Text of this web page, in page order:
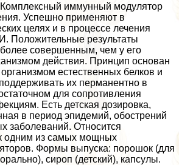
иммунный модулятор
Успешно применяют в
целях и в процессе лечения
Положительные результаты
совершенным, чем у его
действия. Принцип основан
естественных белков и
их перманентно в
для сопротивления
Есть детская дозировка,
в период эпидемий, обострений
заболеваний. Относится
одним из самых мощных
Формы выпуска: порошок (для
сироп (детский), капсулы.